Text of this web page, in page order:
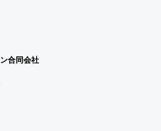
合同会社